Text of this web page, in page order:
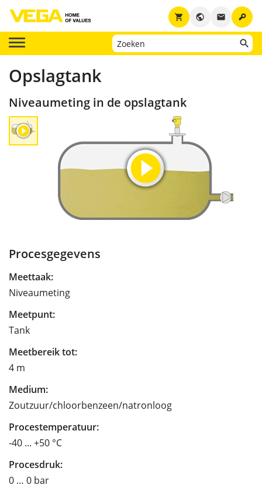
key
email
public
shopping_cart
Opslagtank
Niveaumeting in de opslagtank
Procesgegevens
Meettaak:
Niveaumeting
Meetpunt:
Tank
Meetbereik tot:
4 m
Medium:
Zoutzuur/chloorbenzeen/natronloog
Procestemperatuur:
-40 ... +50 °C
Procesdruk:
0 … 0 bar